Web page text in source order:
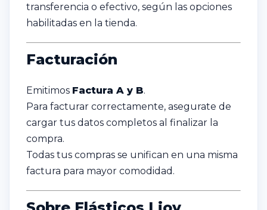
transferencia o efectivo, según las opciones
habilitadas en la tienda.
Facturación
Emitimos Factura A y B.
Para facturar correctamente, asegurate de
cargar tus datos completos al finalizar la
compra.
Todas tus compras se unifican en una misma
factura para mayor comodidad.